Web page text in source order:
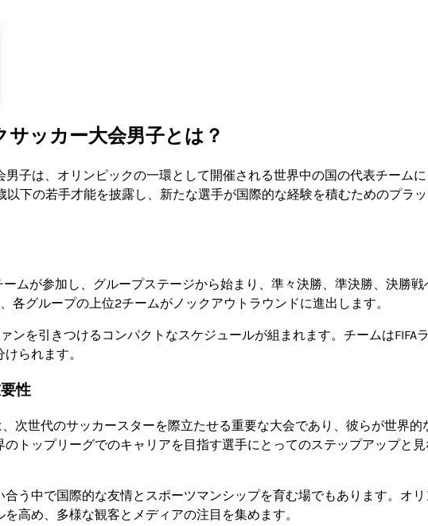
ッカー大会男子とは？
男子は、オリンピックの一環として開催される世界中の国の代表チーム
下の若手才能を披露し、新たな選手が国際的な経験を積むためのプラ
ムが参加し、グループステージから始まり、準々決勝、準決勝、決勝戦
各グループの上位2チームがノックアウトラウンドに進出します。
ンを引きつけるコンパクトなスケジュールが組まれます。チームはFIFA
られます。
性
次世代のサッカースターを際立たせる重要な大会であり、彼らが世界的
トップリーグでのキャリアを目指す選手にとってのステップアップと見
う中で国際的な友情とスポーツマンシップを育む場でもあります。オ
高め、多様な観客とメディアの注目を集めます。